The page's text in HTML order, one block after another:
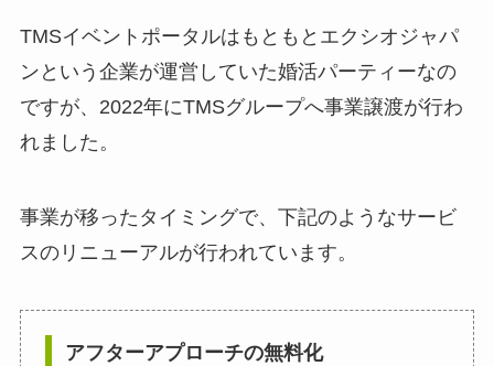
TMSイベントポータルはもともとエクシオジャパ
ンという企業が運営していた婚活パーティーなの
ですが、2022年にTMSグループへ事業譲渡が行わ
れました。
事業が移ったタイミングで、下記のようなサービ
スのリニューアルが行われています。
アフターアプローチの無料化